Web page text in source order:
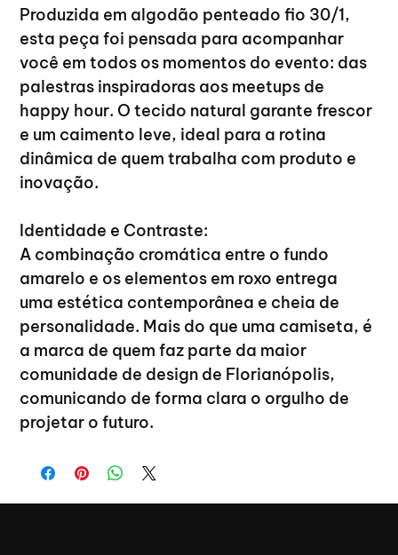
Produzida em algodão penteado fio 30/1,
esta peça foi pensada para acompanhar
você em todos os momentos do evento: das
palestras inspiradoras aos meetups de
happy hour. O tecido natural garante frescor
e um caimento leve, ideal para a rotina
dinâmica de quem trabalha com produto e
inovação.
Identidade e Contraste:
A combinação cromática entre o fundo
amarelo e os elementos em roxo entrega
uma estética contemporânea e cheia de
personalidade. Mais do que uma camiseta, é
a marca de quem faz parte da maior
comunidade de design de Florianópolis,
comunicando de forma clara o orgulho de
projetar o futuro.